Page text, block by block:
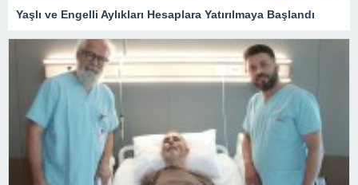
Yaşlı ve Engelli Aylıkları Hesaplara Yatırılmaya Başlandı